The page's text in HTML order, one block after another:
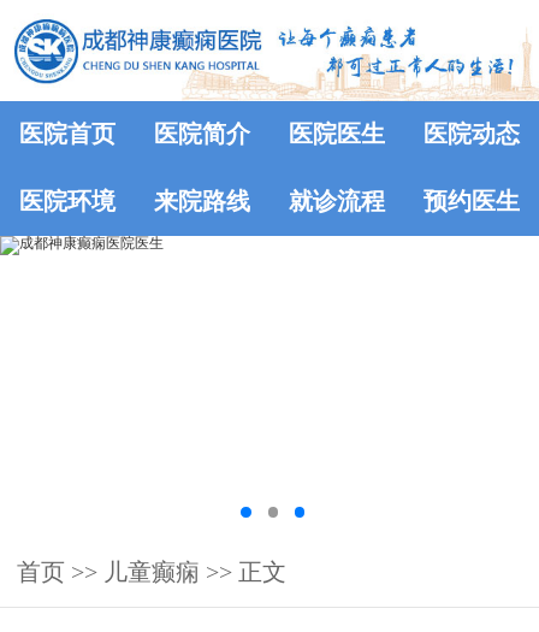
医院首页 医院简介 医院医生 医院动态
医院环境 来院路线 就诊流程 预约医生
首页 >> 儿童癫痫 >> 正文